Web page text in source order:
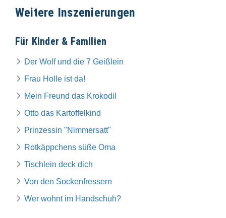
Weitere Inszenierungen
Für Kinder & Familien
Der Wolf und die 7 Geißlein
Frau Holle ist da!
Mein Freund das Krokodil
Otto das Kartoffelkind
Prinzessin "Nimmersatt"
Rotkäppchens süße Oma
Tischlein deck dich
Von den Sockenfressern
Wer wohnt im Handschuh?